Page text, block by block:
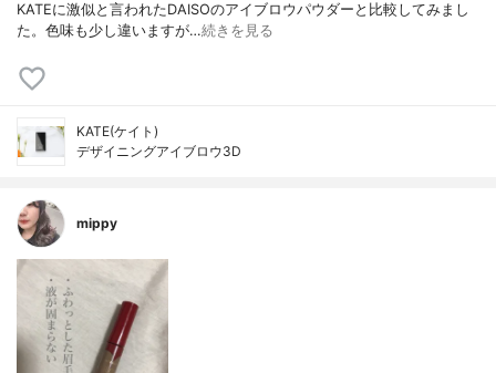
KATEに激似と言われたDAISOのアイブロウパウダーと比較してみまし
た。色味も少し違いますが…続きを見る
KATE(ケイト)
デザイニングアイブロウ3D
mippy